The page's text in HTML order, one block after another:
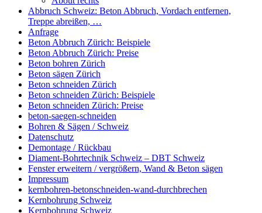
Abbruch Schweiz: Beton Abbruch, Vordach entfernen,
Treppe abreißen, …
Anfrage
Beton Abbruch Zürich: Beispiele
Beton Abbruch Zürich: Preise
Beton bohren Zürich
Beton sägen Zürich
Beton schneiden Zürich
Beton schneiden Zürich: Beispiele
Beton schneiden Zürich: Preise
beton-saegen-schneiden
Bohren & Sägen / Schweiz
Datenschutz
Demontage / Rückbau
Diament-Bohrtechnik Schweiz – DBT Schweiz
Fenster erweitern / vergrößern, Wand & Beton sägen
Impressum
kernbohren-betonschneiden-wand-durchbrechen
Kernbohrung Schweiz
Kernbohrung Schweiz